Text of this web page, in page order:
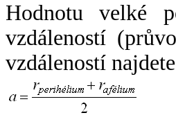
Hodnotu velké
vzdáleností
vzdáleností